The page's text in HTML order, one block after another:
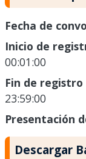
Fecha de
Inicio de
00:01:00
Fin de
23:59:00
Presentación
Descargar